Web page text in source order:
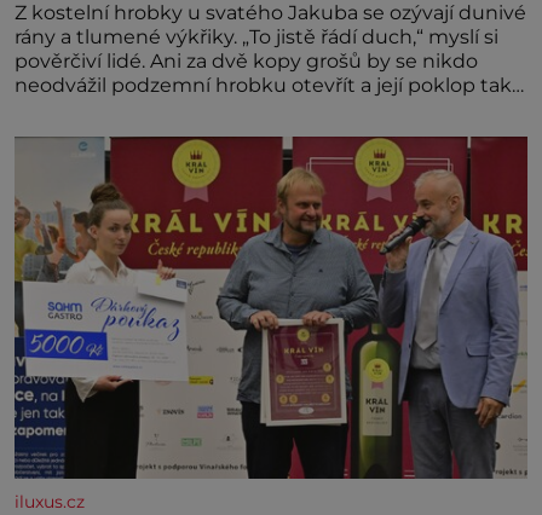
Z kostelní hrobky u svatého Jakuba se ozývají dunivé
rány a tlumené výkřiky. „To jistě řádí duch,“ myslí si
pověrčiví lidé. Ani za dvě kopy grošů by se nikdo
neodvážil podzemní hrobku otevřít a její poklop tak
divné burácení skutečně ustane. Když o mnoho let
později hrobku
iluxus.cz